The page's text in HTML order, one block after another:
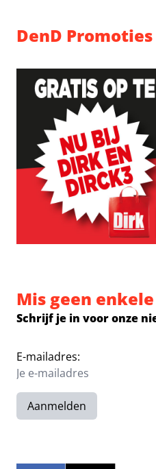
DenD Promoties
Mis geen
Schrijf je in voor onze
E-mailadres:
Aanmelden